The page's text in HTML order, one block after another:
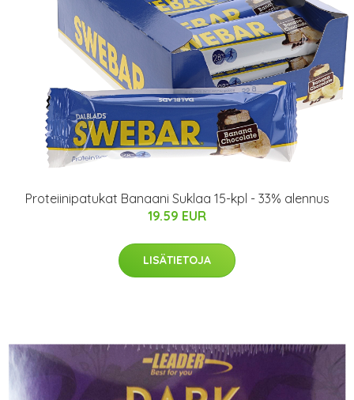
Proteiinipatukat Banaani Suklaa 15-kpl - 33% alennus
19.59 EUR
LISÄTIETOJA